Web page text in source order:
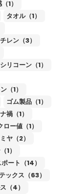
1）
タオル（1）
レン（3）
シリコーン（1）
（1）
ゴム製品（1）
禍（1）
ロー値（1）
ヤ（2）
1）
ート（14）
ックス（63）
（4）